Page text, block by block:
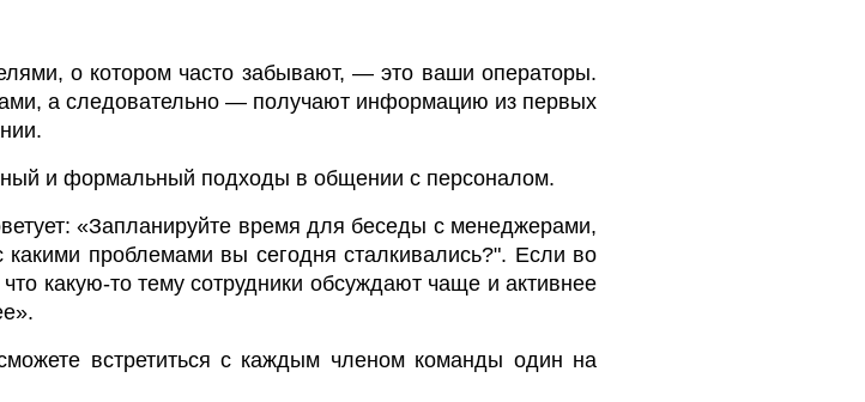
о котором часто забывают, — это ваши операторы.
а следовательно — получают информацию из первых
и формальный подходы в общении с персоналом.
«Запланируйте время для беседы с менеджерами,
проблемами вы сегодня сталкивались?". Если во
какую-то тему сотрудники обсуждают чаще и активнее
встретиться с каждым членом команды один на